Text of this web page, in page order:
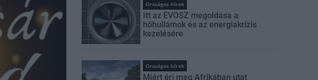
Országos hírek
Itt az ÉVOSZ megoldása a
hőhullámok és az energiakrízis
kezelésére
Országos hírek
Miért éri meg Afrikában utat